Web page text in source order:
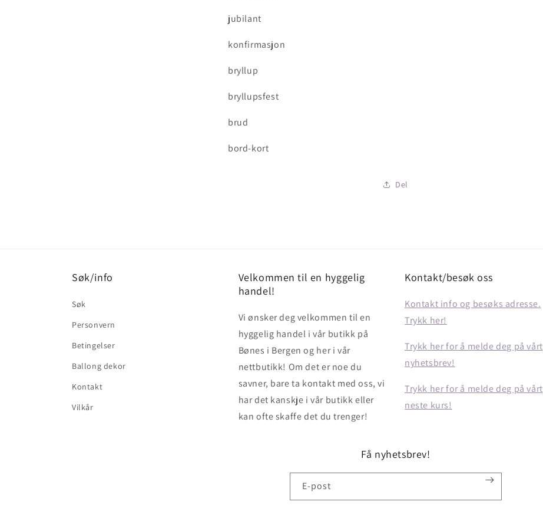
jubilant
konfirmasjon
bryllup
bryllupsfest
brud
bord-kort
Del
Søk/info
Søk
Personvern
Betingelser
Ballong dekor
Kontakt
Vilkår
Velkommen til en hyggelig
handel!
Vi ønsker deg velkommen til en
hyggelig handel i vår butikk på
Bønes i Bergen og her i vår
nettbutikk! Om det er noe du
savner, bare ta kontakt med oss, vi
har det kanskje i vår butikk eller
kan ofte skaffe det du trenger!
Kontakt/besøk oss
Kontakt info og besøks adresse.
Trykk her!
Trykk her for å melde deg på vårt
nyhetsbrev!
Trykk her for å melde deg på vårt
neste kurs!
Få nyhetsbrev!
E-post